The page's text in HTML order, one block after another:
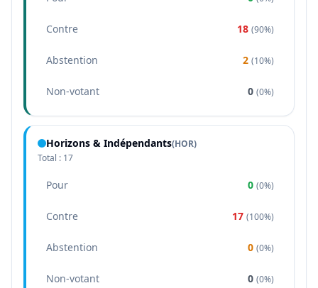
Contre 18 (90%)
Abstention 2 (10%)
Non-votant 0 (0%)
Horizons & Indépendants(HOR)
Total : 17
Pour 0 (0%)
Contre 17 (100%)
Abstention 0 (0%)
Non-votant 0 (0%)